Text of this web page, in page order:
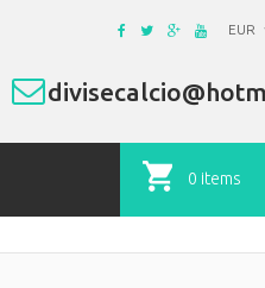
EUR
0 items